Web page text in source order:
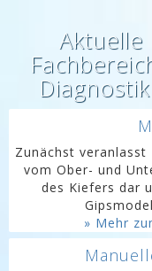
Aktuelle
Zunächst
vom Ober- und
des Kiefers dar
» Mehr